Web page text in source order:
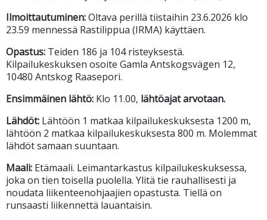
Ilmoittautuminen:Oltava perillä tiistaihin 23.6.2026 klo
23.59 mennessä Rastilippua (IRMA) käyttäen.
Opastus: Teiden 186 ja 104 risteyksestä.
Kilpailukeskuksen osoite Gamla Antskogsvägen 12,
10480 Antskog Raasepori.
Ensimmäinen lähtö: Klo 11.00, lähtöajat arvotaan.
Lähdöt: Lähtöön 1 matkaa kilpailukeskuksesta 1200 m,
lähtöön 2 matkaa kilpailukeskuksesta 800 m. Molemmat
lähdöt samaan suuntaan.
Maali: Etämaali. Leimantarkastus kilpailukeskuksessa,
joka on tien toisella puolella. Ylitä tie rauhallisesti ja
noudata liikenteenohjaajien opastusta. Tiellä on
runsaasti liikennettä lauantaisin.